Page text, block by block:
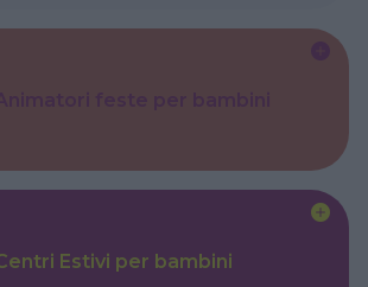
Estivi per bambini